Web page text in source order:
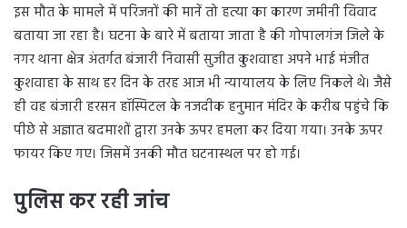
इस मौत के मामले में परिजनों की मानें तो हत्या का कारण जमीनी विवाद
बताया जा रहा है। घटना के बारे में बताया जाता है की गोपालगंज जिले के
नगर थाना क्षेत्र अंतर्गत बंजारी निवासी सुजीत कुशवाहा अपने भाई मंजीत
कुशवाहा के साथ हर दिन के तरह आज भी न्यायालय के लिए निकले थे। जैसे
ही वह बंजारी हरसन हॉस्पिटल के नजदीक हनुमान मंदिर के करीब पहुंचे कि
पीछे से अज्ञात बदमाशों द्वारा उनके ऊपर हमला कर दिया गया। उनके ऊपर
फायर किए गए। जिसमें उनकी मौत घटनास्थल पर हो गई।
पुलिस कर रही जांच